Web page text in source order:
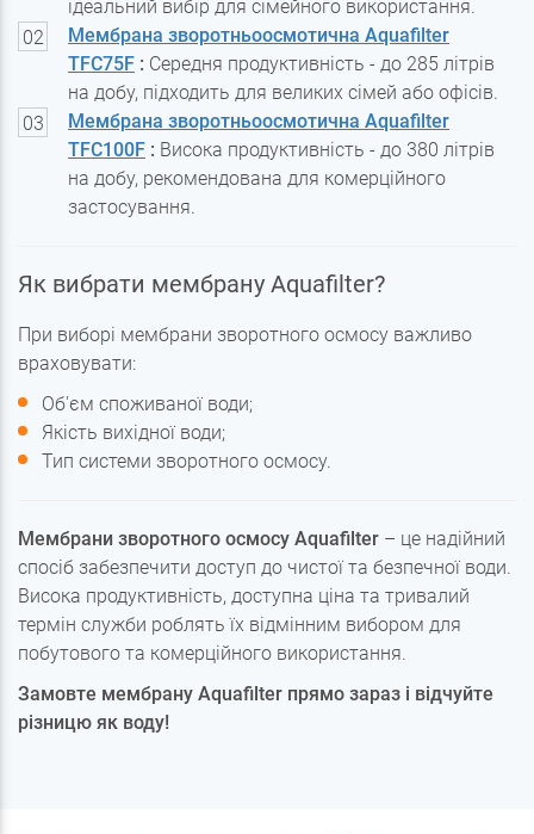
ідеальний вибір для сімейного використання.
Мембрана зворотньоосмотична Aquafilter
TFC75F : Середня продуктивність - до 285 літрів
на добу, підходить для великих сімей або офісів.
Мембрана зворотньоосмотична Aquafilter
TFC100F : Висока продуктивність - до 380 літрів
на добу, рекомендована для комерційного
застосування.
Як вибрати мембрану Aquafilter?
При виборі мембрани зворотного осмосу важливо
враховувати:
Об'єм споживаної води;
Якість вихідної води;
Тип системи зворотного осмосу.
Мембрани зворотного осмосу Aquafilter – це надійний
спосіб забезпечити доступ до чистої та безпечної води.
Висока продуктивність, доступна ціна та тривалий
термін служби роблять їх відмінним вибором для
побутового та комерційного використання.
Замовте мембрану Aquafilter прямо зараз і відчуйте
різницю як воду!